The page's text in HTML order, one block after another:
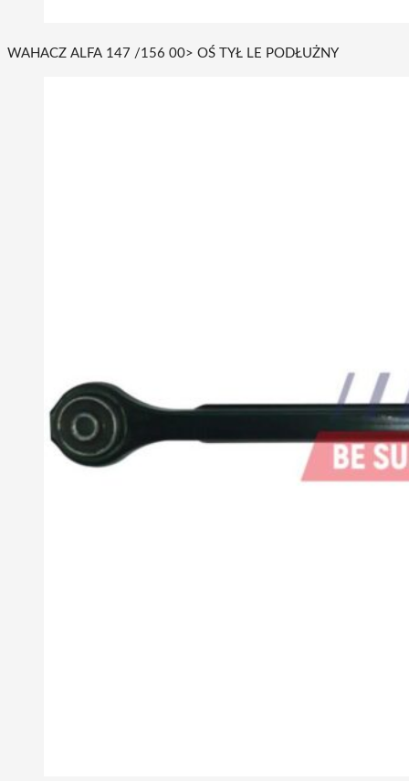
WAHACZ ALFA 147 /156 00> OŚ TYŁ LE PODŁUŻNY